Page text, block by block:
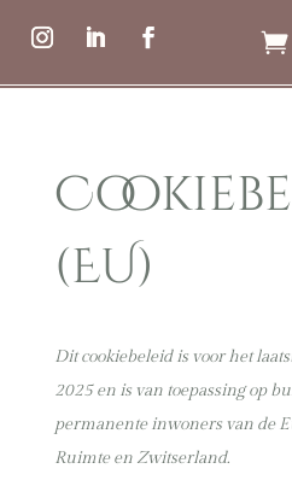
(EU)
Dit cookiebeleid is voor het
2025 en is van toepassing op
permanente inwoners van de
Ruimte en Zwitserland.